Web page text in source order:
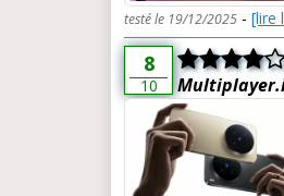
testé le 19/12/2025 - [lire
8
10